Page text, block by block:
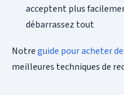
acceptent plus
débarrassez tout
Notreguide pour acheter
meilleures techniques de